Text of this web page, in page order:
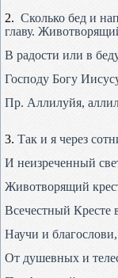
2. Сколько бед и
главу.
В радости или в
Господу Богу
Пр. Аллилуйя,
3. Так и я через
И неизреченный
Животворящий
Всечестный Кресте
Научи и благослови,
От душевных и